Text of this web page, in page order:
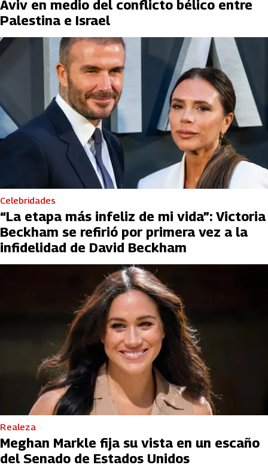
Aviv en medio del conflicto bélico entre
Palestina e Israel
Celebridades
“La etapa más infeliz de mi vida”: Victoria
Beckham se refirió por primera vez a la
infidelidad de David Beckham
Realeza
Meghan Markle fija su vista en un escaño
del Senado de Estados Unidos